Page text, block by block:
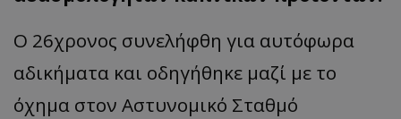
Ο 26χρονος συνελήφθη για αυτόφωρα
αδικήματα και οδηγήθηκε μαζί με το
όχημα στον Αστυνομικό Σταθμό